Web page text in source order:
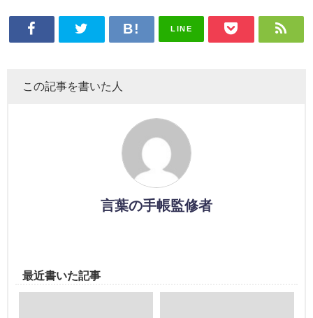
LINE
この記事を書いた人
言葉の手帳監修者
最近書いた記事